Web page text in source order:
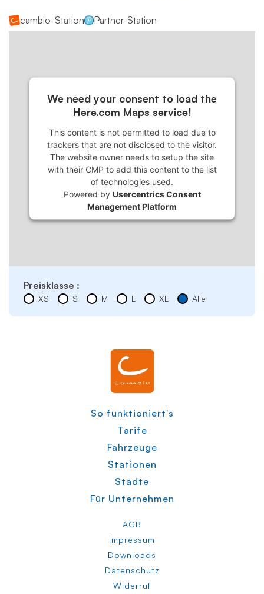
cambio-Station Partner-Station
We need your consent to load the
Here.com Maps service!
This content is not permitted to load due to
trackers that are not disclosed to the visitor.
The website owner needs to setup the site
with their CMP to add this content to the list
of technologies used.
Powered by Usercentrics Consent
Management Platform
Preisklasse :
XS S M L XL Alle
So funktioniert's
Tarife
Fahrzeuge
Stationen
Städte
Für Unternehmen
AGB
Impressum
Downloads
Datenschutz
Widerruf